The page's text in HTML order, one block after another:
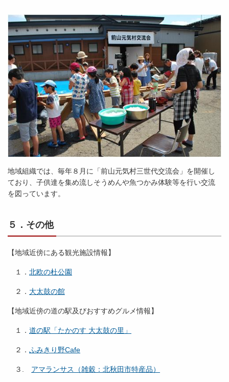
地域組織では、毎年８月に「前山元気村三世代交流会」を開催し
ており、子供達を集め流しそうめんや魚つかみ体験等を行い交流
を図っています。
５．その他
【地域近傍にある観光施設情報】
１． 北欧の杜公園
２． 大太鼓の館
【地域近傍の道の駅及びおすすめグルメ情報】
１． 道の駅「たかのす 大太鼓の里」
２． ふみきり野Cafe
３. アマランサス（雑穀：北秋田市特産品）